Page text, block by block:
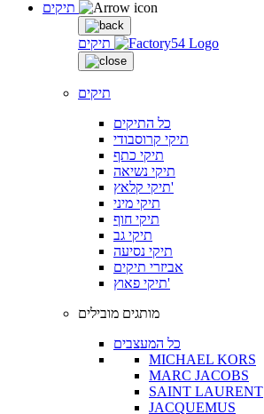
תיקים
תיקים
כל התיקים
תיקי קרוסבודי
תיקי כתף
תיקי נשיאה
תיקי קלאץ'
תיקי מיני
תיקי חוף
תיקי גב
תיקי נסיעה
אביזרי תיקים
תיקי פאוץ'
מותגים מובילים
כל המעצבים
MICHAEL KORS
MARC JACOBS
SAINT LAURENT
JACQUEMUS